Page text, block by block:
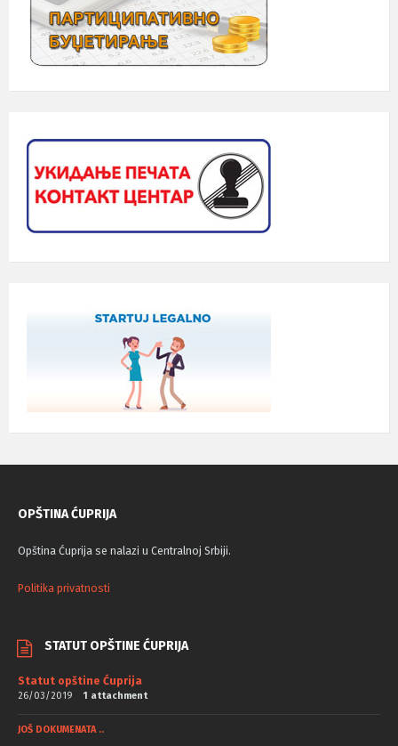
OPŠTINA ĆUPRIJA
Opština Ćuprija se nalazi u Centralnoj Srbiji.
Politika privatnosti
STATUT OPŠTINE ĆUPRIJA
Statut opštine Ćuprija
26/03/2019 1 attachment
JOŠ DOKUMENATA ..